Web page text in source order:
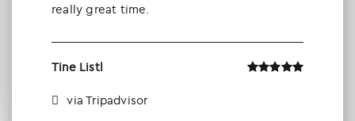
really great time.
Tine Listl
via Tripadvisor